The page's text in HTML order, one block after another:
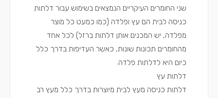
שני החומרים העיקריים הנמצאים בשימוש עבור דלתות
כניסה לבית הם עץ ופלדה (כמו כמעט כל מוצר
מפלדה, יש המכנים אותן דלתות ברזל) לכל אחד
מהחומרים תכונות שונות, כאשר העדיפות בדרך כלל
כיום היא לדלתות פלדה.
דלתות עץ
דלתות כניסה מעץ לבית מיוצרות בדרך כלל מעץ רב